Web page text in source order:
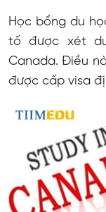
Học bổng du
tố được xét
Canada. Điều
được cấp visa